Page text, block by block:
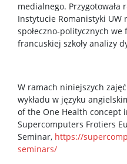
medialnego. Przygotowała
Instytucie Romanistyki
społeczno-politycznych
francuskiej szkoły analizy
W ramach niniejszych
wykładu w języku
of the One Health concept
Supercomputers Frotiers
Seminar, https://
seminars/